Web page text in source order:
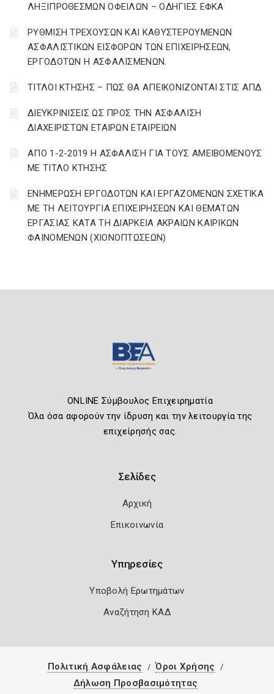
ΛΗΞΙΠΡΟΘΕΣΜΩΝ ΟΦΕΙΛΩΝ – ΟΔΗΓΙΕΣ ΕΦΚΑ
ΡΥΘΜΙΣΗ ΤΡΕΧΟΥΣΩΝ ΚΑΙ ΚΑΘΥΣΤΕΡΟΥΜΕΝΩΝ
ΑΣΦΑΛΙΣΤΙΚΩΝ ΕΙΣΦΟΡΩΝ ΤΩΝ ΕΠΙΧΕΙΡΗΣΕΩΝ,
ΕΡΓΟΔΟΤΩΝ Η ΑΣΦΑΛΙΣΜΕΝΩΝ.
ΤΙΤΛΟΙ ΚΤΗΣΗΣ – ΠΩΣ ΘΑ ΑΠΕΙΚΟΝΙΖΟΝΤΑΙ ΣΤΙΣ ΑΠΔ
ΔΙΕΥΚΡΙΝΙΣΕΙΣ ΩΣ ΠΡΟΣ ΤΗΝ ΑΣΦΑΛΙΣΗ
ΔΙΑΧΕΙΡΙΣΤΩΝ ΕΤΑΙΡΩΝ ΕΤΑΙΡΕΙΩΝ
ΑΠΟ 1-2-2019 Η ΑΣΦΑΛΙΣΗ ΓΙΑ ΤΟΥΣ ΑΜΕΙΒΟΜΕΝΟΥΣ
ΜΕ ΤΙΤΛΟ ΚΤΗΣΗΣ
ΕΝΗΜΕΡΩΣΗ ΕΡΓΟΔΟΤΩΝ ΚΑΙ ΕΡΓΑΖΟΜΕΝΩΝ ΣΧΕΤΙΚΑ
ΜΕ ΤΗ ΛΕΙΤΟΥΡΓΙΑ ΕΠΙΧΕΙΡΗΣΕΩΝ ΚΑΙ ΘΕΜΑΤΩΝ
ΕΡΓΑΣΙΑΣ ΚΑΤΑ ΤΗ ΔΙΑΡΚΕΙΑ ΑΚΡΑΙΩΝ ΚΑΙΡΙΚΩΝ
ΦΑΙΝΟΜΕΝΩΝ (ΧΙΟΝΟΠΤΩΣΕΩΝ)
ONLINE Σύμβουλος Επιχειρηματία
Όλα όσα αφορούν την ίδρυση και την λειτουργία της
επιχείρησής σας.
Σελίδες
Αρχική
Επικοινωνία
Υπηρεσίες
Υποβολή Ερωτημάτων
Αναζήτηση ΚΑΔ
Πολιτική Ασφάλειας
Όροι Χρήσης
Δήλωση Προσβασιμότητας